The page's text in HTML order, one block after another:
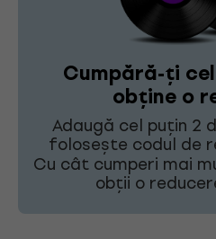
Cumpără-ți
obține o
Adaugă cel puțin 2
folosește codul de
Cu cât cumperi mai
obții o